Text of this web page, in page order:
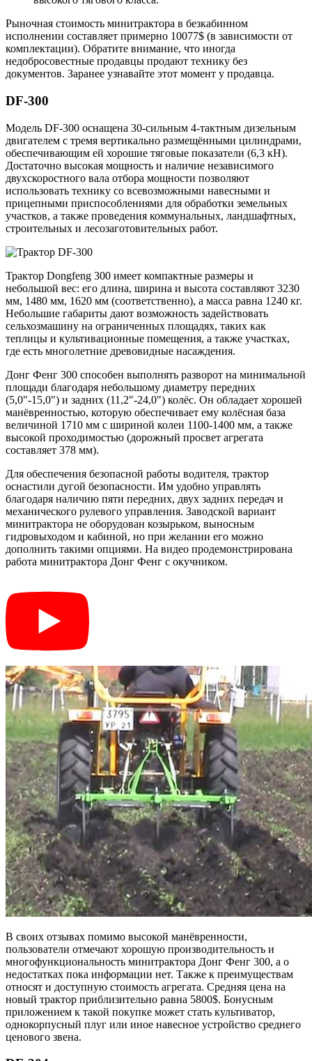
Рыночная стоимость минитрактора в безкабинном
исполнении составляет примерно 10077$ (в зависимости от
комплектации). Обратите внимание, что иногда
недобросовестные продавцы продают технику без
документов. Заранее узнавайте этот момент у продавца.
DF-300
Модель DF-300 оснащена 30-сильным 4-тактным дизельным
двигателем с тремя вертикально размещёнными цилиндрами,
обеспечивающим ей хорошие тяговые показатели (6,3 кН).
Достаточно высокая мощность и наличие независимого
двухскоростного вала отбора мощности позволяют
использовать технику со всевозможными навесными и
прицепными приспособлениями для обработки земельных
участков, а также проведения коммунальных, ландшафтных,
строительных и лесозаготовительных работ.
Трактор Dongfeng 300 имеет компактные размеры и
небольшой вес: его длина, ширина и высота составляют 3230
мм, 1480 мм, 1620 мм (соответственно), а масса равна 1240 кг.
Небольшие габариты дают возможность задействовать
сельхозмашину на ограниченных площадях, таких как
теплицы и культивационные помещения, а также участках,
где есть многолетние древовидные насаждения.
Донг Фенг 300 способен выполнять разворот на минимальной
площади благодаря небольшому диаметру передних
(5,0"-15,0") и задних (11,2"-24,0") колёс. Он обладает хорошей
манёвренностью, которую обеспечивает ему колёсная база
величиной 1710 мм с шириной колеи 1100-1400 мм, а также
высокой проходимостью (дорожный просвет агрегата
составляет 378 мм).
Для обеспечения безопасной работы водителя, трактор
оснастили дугой безопасности. Им удобно управлять
благодаря наличию пяти передних, двух задних передач и
механического рулевого управления. Заводской вариант
минитрактора не оборудован козырьком, выносным
гидровыходом и кабиной, но при желании его можно
дополнить такими опциями. На видео продемонстрирована
работа минитрактора Донг Фенг с окучником.
В своих отзывах помимо высокой манёвренности,
пользователи отмечают хорошую производительность и
многофункциональность минитрактора Донг Фенг 300, а о
недостатках пока информации нет. Также к преимуществам
относят и доступную стоимость агрегата. Средняя цена на
новый трактор приблизительно равна 5800$. Бонусным
приложением к такой покупке может стать культиватор,
однокорпусный плуг или иное навесное устройство среднего
ценового звена.